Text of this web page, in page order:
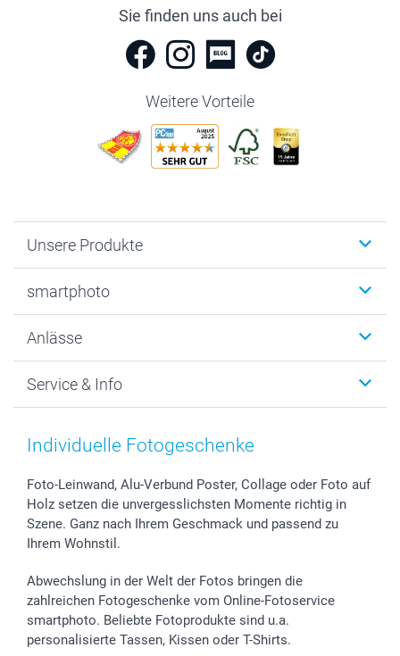
Sie finden uns auch bei
Weitere Vorteile
Unsere Produkte
Fotogeschenke
MyNameBook
Fotoabzüge, Fotos als Buch & Poster
Zubehör & Material
Foto-Kalender & Agenden
Sticker & Etiketten
Geschenk-Gutscheine (PDF)
smartphoto
Warum smartphoto
Datenschutz
AGB
Presse
Partnerprogramme
Investor Relations
B2B smartbusiness
Widerrufsrecht
Anlässe
Neujahr
Muttertag
Kommunion & Konfirmation
Hochzeit
Geburtstag
Geburt
Zu allen Anlässen
Service & Info
Preise und Versandkosten
48h Lieferung
Zahlungsmöglichkeiten
Anmelden /Registrieren
Sitemap
Status der Bestellung
smartfriends
smartgarantie
smartbonus
Individuelle Fotogeschenke
Foto-Leinwand, Alu-Verbund Poster, Collage oder Foto auf
Holz setzen die unvergesslichsten Momente richtig in
Szene. Ganz nach Ihrem Geschmack und passend zu
Ihrem Wohnstil.
Abwechslung in der Welt der Fotos bringen die
zahlreichen Fotogeschenke vom Online-Fotoservice
smartphoto. Beliebte Fotoprodukte sind u.a.
personalisierte Tassen, Kissen oder T-Shirts.